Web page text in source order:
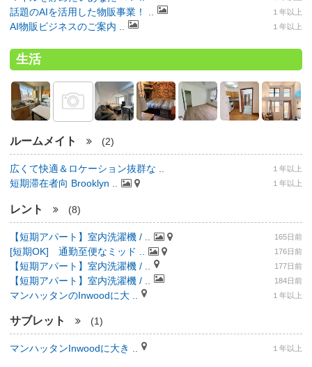
話題のAIを活用した物販事業！ .. １年以上
AI物販ビジネスのご案内 .. １年以上
生活
ルームメイト (2)
広くて快適＆ロケーション抜群な .. １年以上
短期滞在者向 Brooklyn .. １年以上
レント (8)
【短期アパート】室内洗濯機 / .. 165日前
[短期OK] 通勤至便なミッド .. 176日前
【短期アパート】室内洗濯機 / .. 177日前
【短期アパート】室内洗濯機 / .. 184日前
マンハッタンのInwoodに大 .. １年以上
サブレット (1)
マンハッタンInwoodに大き .. １年以上